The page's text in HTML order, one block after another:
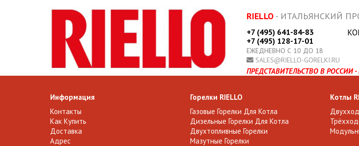
RIELLO- ИТАЛЬЯНСКИЙ
+7 (495) 641-84-83
+7 (495) 128-17-01
ЕЖЕДНЕВНО С 10 ДО 18
SALES@RIELLO-GORELKI.RU
ПРЕДСТАВИТЕЛЬСТВО В
Информация
Контакты
Как Купить
Доставка
Адрес
Горелки RIELLO
Газовые Горелки Для Котла
Дизельные Горелки Для Котла
Двухтопливные Горелки
Мазутные Горелки
Котлы